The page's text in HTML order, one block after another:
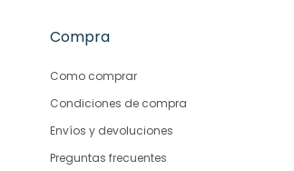
Compra
Como comprar
Condiciones de compra
Envíos y devoluciones
Preguntas frecuentes